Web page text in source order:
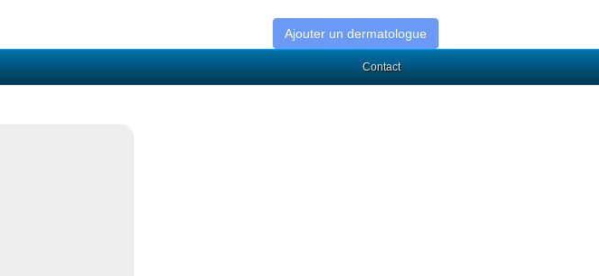
Ajouter un dermatologue
Contact